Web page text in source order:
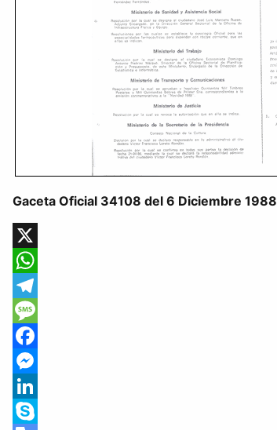
Gaceta Oficial 34108 del 6 Diciembre 1988
X
WhatsApp
Telegram
Message
Facebook
Messenger
LinkedIn